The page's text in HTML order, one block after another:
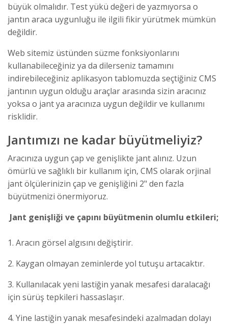
büyük olmalıdır. Test yükü değeri de yazmıyorsa o
jantın araca uygunluğu ile ilgili fikir yürütmek mümkün
değildir.
Web sitemiz üstünden süzme fonksiyonlarını
kullanabileceğiniz ya da dilerseniz tamamını
indirebileceğiniz aplikasyon tablomuzda seçtiğiniz CMS
jantının uygun olduğu araçlar arasında sizin aracınız
yoksa o jant ya aracınıza uygun değildir ve kullanımı
risklidir.
Jantımızı ne kadar büyütmeliyiz?
Aracınıza uygun çap ve genişlikte jant alınız. Uzun
ömürlü ve sağlıklı bir kullanım için, CMS olarak orjinal
jant ölçülerinizin çap ve genişliğini 2" den fazla
büyütmenizi önermiyoruz.
Jant genişliği ve çapını büyütmenin olumlu etkileri;
1. Aracın görsel algısını değiştirir.
2. Kaygan olmayan zeminlerde yol tutuşu artacaktır.
3. Kullanılacak yeni lastiğin yanak mesafesi daralacağı
için sürüş tepkileri hassaslaşır.
4. Yine lastiğin yanak mesafesindeki azalmadan dolayı